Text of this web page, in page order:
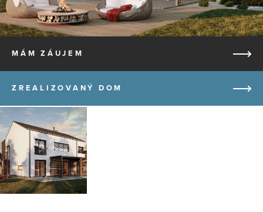
MÁM ZÁUJEM
ZREALIZOVANÝ DOM